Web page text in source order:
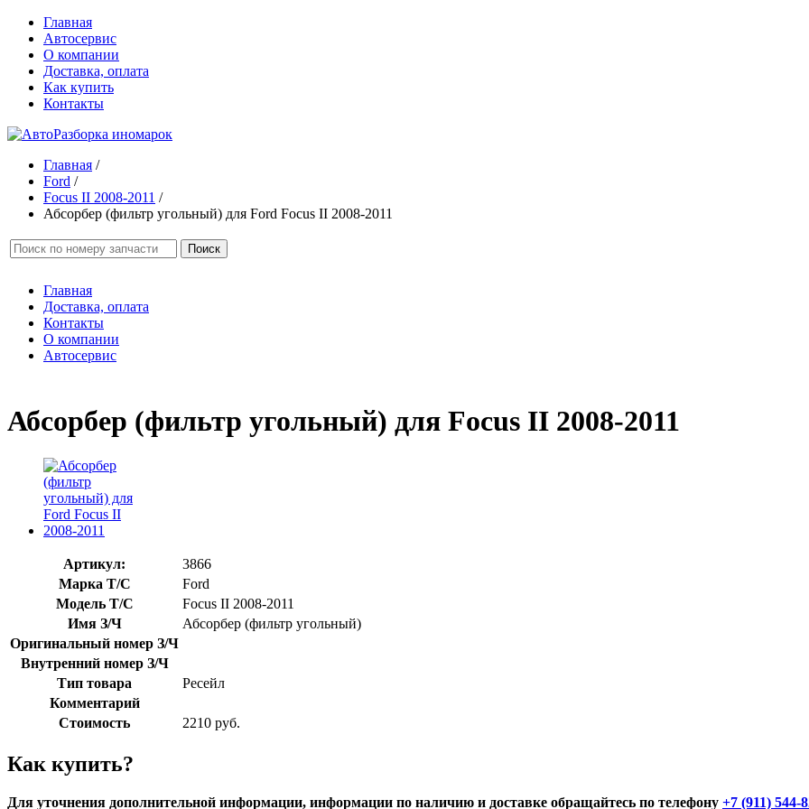
Главная
Автосервис
О компании
Доставка, оплата
Как купить
Контакты
Главная /
Ford /
Focus II 2008-2011 /
Абсорбер (фильтр угольный) для Ford Focus II 2008-2011
Поиск
Главная
Доставка, оплата
Контакты
О компании
Автосервис
Абсорбер (фильтр угольный) для Focus II 2008-2011
Артикул:
3866
Марка Т/С
Ford
Модель Т/С
Focus II 2008-2011
Имя З/Ч
Абсорбер (фильтр угольный)
Оригинальный номер З/Ч
Внутренний номер З/Ч
Тип товара
Ресейл
Комментарий
Стоимость
2210 руб.
Как купить?
Для уточнения дополнительной информации, информации по наличию и доставке обращайтесь по телефону +7 (911) 544-